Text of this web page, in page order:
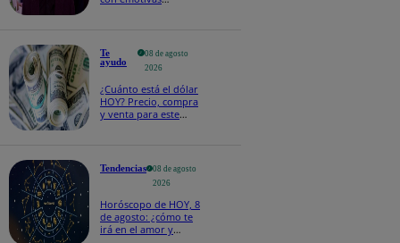
Te
ayudo
08 de agosto
2026
¿Cuánto está el dólar
HOY? Precio, compra
y venta para este
Tendencias
08 de agosto
2026
Horóscopo de HOY, 8
de agosto: ¿cómo te
irá en el amor y